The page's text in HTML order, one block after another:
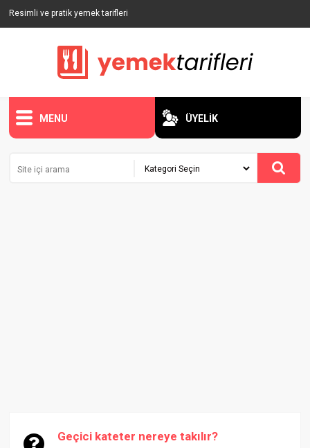
Resimli ve pratik yemek tarifleri
MENU ÜYELİK
Geçici kateter nereye takılır?